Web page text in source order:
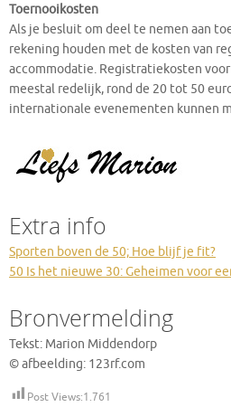
Toernooikosten
Als je besluit om deel te nemen aan
rekening houden met de kosten van
accommodatie. Registratiekosten
meestal redelijk, rond de 20 tot 50
internationale evenementen kunnen
Extra info
Sporten boven de 50; Hoe blijf je fit?
50 Is het nieuwe 30: Geheimen voor
Bronvermelding
Tekst: Marion Middendorp
© afbeelding: 123rf.com
Post Views:1.761